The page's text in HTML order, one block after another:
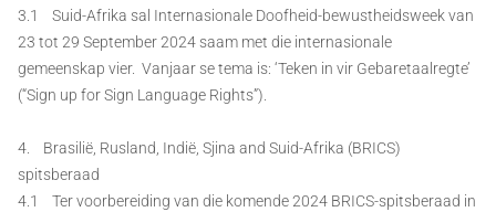
3.1 Suid-Afrika sal Internasionale Doofheid-bewustheidsweek van
23 tot 29 September 2024 saam met die internasionale
gemeenskap vier. Vanjaar se tema is: ‘Teken in vir Gebaretaalregte’
(“Sign up for Sign Language Rights”).
4. Brasilië, Rusland, Indië, Sjina and Suid-Afrika (BRICS)
spitsberaad
4.1 Ter voorbereiding van die komende 2024 BRICS-spitsberaad in